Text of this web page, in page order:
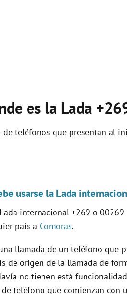
es la Lada
de teléfonos que presentan al
usarse la Lada
internacional +269 o 00269
país a Comoras.
llamada de un teléfono que
de origen de la llamada de
no tienen está
teléfono que comienzan con